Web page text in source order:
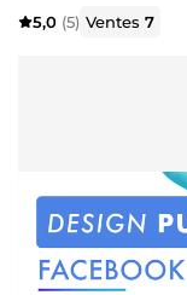
5,0 (5) Ventes7